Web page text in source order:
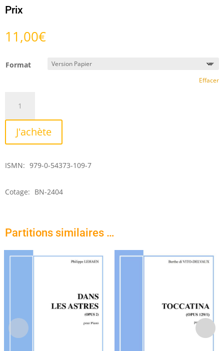
Prix
11,00€
Format
Effacer
Musique
pour
faire
ma
J'achète
ISMN: 979-0-54373-109-7
Cotage: BN-2404
Partitions similaires …